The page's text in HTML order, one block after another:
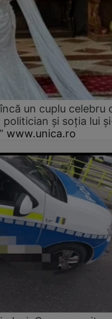
un cuplu celebru
și soția lui
www.unica.ro